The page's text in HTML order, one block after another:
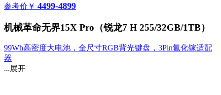
参考价 ￥ 4499-4899
机械革命无界15X Pro（锐龙7 H 255/32GB/1TB）
99Wh高密度大电池，全尺寸RGB背光键盘，3Pin氮化镓适配
器
...展开